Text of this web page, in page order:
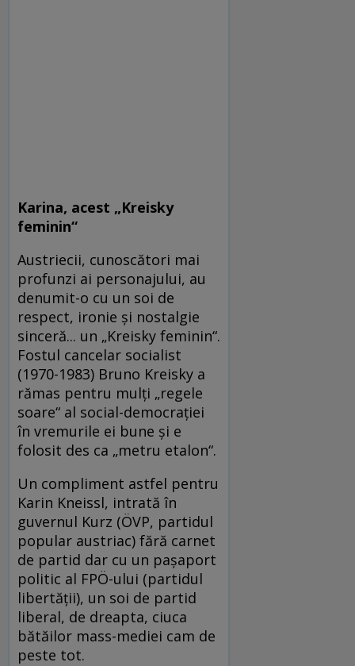
Karina, acest „Kreisky
feminin“
Austriecii, cunoscători mai
profunzi ai personajului, au
denumit-o cu un soi de
respect, ironie și nostalgie
sinceră... un „Kreisky feminin“.
Fostul cancelar socialist
(1970-1983) Bruno Kreisky a
rămas pentru mulți „regele
soare“ al social-democrației
în vremurile ei bune și e
folosit des ca „metru etalon“.
Un compliment astfel pentru
Karin Kneissl, intrată în
guvernul Kurz (ÖVP, partidul
popular austriac) fără carnet
de partid dar cu un pașaport
politic al FPÖ-ului (partidul
libertății), un soi de partid
liberal, de dreapta, ciuca
bătăilor mass-mediei cam de
peste tot.